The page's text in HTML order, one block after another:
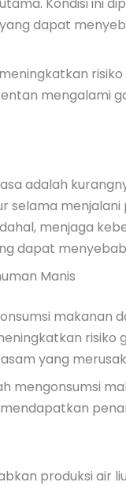
dapat
mengalami
adalah
selama
menjaga
dapat
Manis
makanan
risiko
yang
mengonsumsi
produksi air